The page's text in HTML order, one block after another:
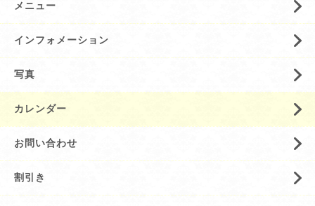
メニュー
インフォメーション
写真
カレンダー
お問い合わせ
割引き